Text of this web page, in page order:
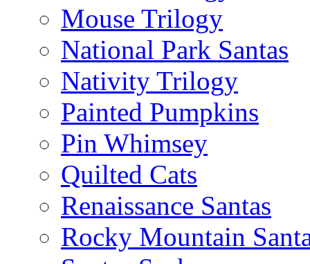
Mouse Trilogy
National Park Santas
Nativity Trilogy
Painted Pumpkins
Pin Whimsey
Quilted Cats
Renaissance Santas
Rocky Mountain